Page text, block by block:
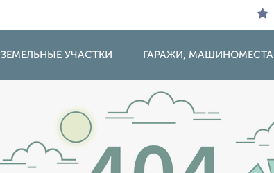
ЗЕМЕЛЬНЫЕ УЧАСТКИ ГАРАЖИ, МАШИНОМЕСТА